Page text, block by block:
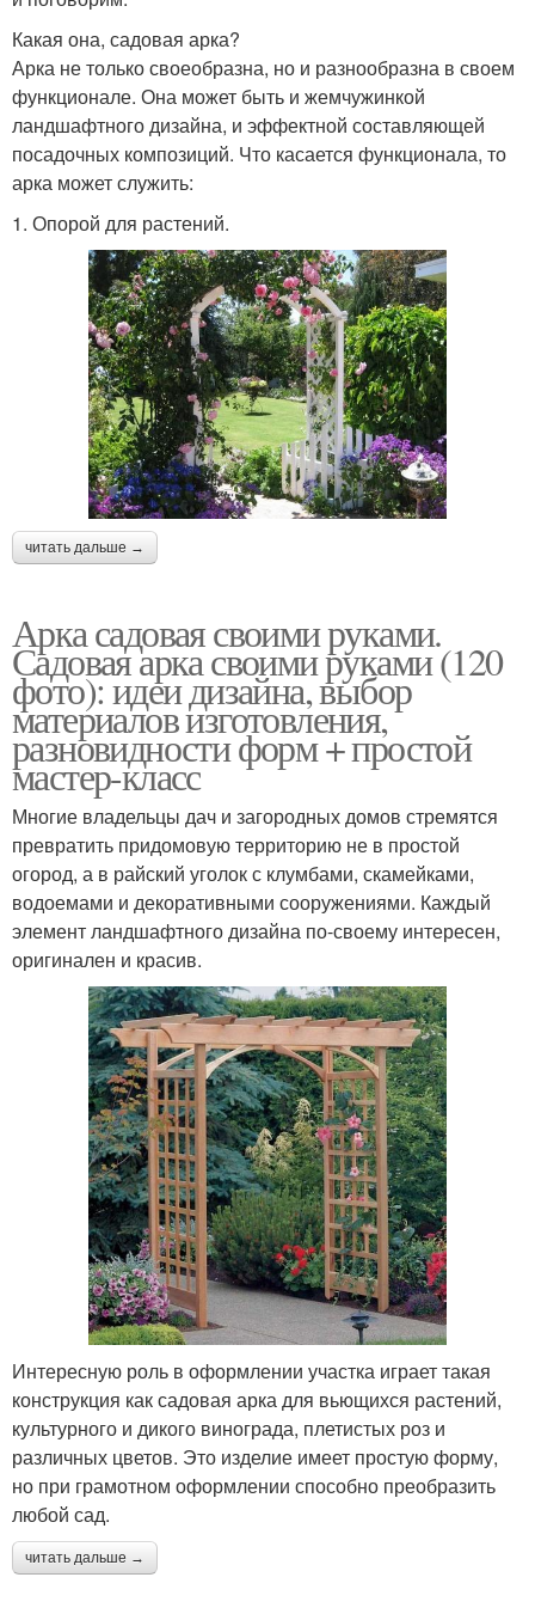
Какая она, садовая арка?
Арка не только своеобразна, но и разнообразна в своем
функционале. Она может быть и жемчужинкой
ландшафтного дизайна, и эффектной составляющей
посадочных композиций. Что касается функционала, то
арка может служить:
1. Опорой для растений.
читать дальше →
Арка садовая своими руками.
Садовая арка своими руками (120
фото): идеи дизайна, выбор
материалов изготовления,
разновидности форм + простой
мастер-класс
Многие владельцы дач и загородных домов стремятся
превратить придомовую территорию не в простой
огород, а в райский уголок с клумбами, скамейками,
водоемами и декоративными сооружениями. Каждый
элемент ландшафтного дизайна по-своему интересен,
оригинален и красив.
Интересную роль в оформлении участка играет такая
конструкция как садовая арка для вьющихся растений,
культурного и дикого винограда, плетистых роз и
различных цветов. Это изделие имеет простую форму,
но при грамотном оформлении способно преобразить
любой сад.
читать дальше →